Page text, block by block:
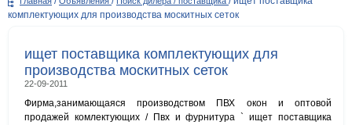
комплектующих для производства москитных сеток
ищет поставщика комплектующих для
производства москитных сеток
22-09-2011
Фирма,занимающаяся производством ПВХ окон и оптовой
продажей комлектующих / Пвх и фурнитура ` ищет поставщика